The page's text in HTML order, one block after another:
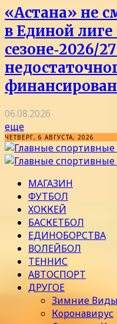
«Астана» не
в Единой
сезоне‑2026/27
06.08.2026
еще
ЧЕТВЕРГ, 6 АВГУСТА, 2026
МАГАЗИН
ФУТБОЛ
ХОККЕЙ
БАСКЕТБОЛ
ЕДИНОБОРСТВА
ВОЛЕЙБОЛ
ТЕННИС
АВТОСПОРТ
ДРУГОЕ
Зимние
Коронавирус